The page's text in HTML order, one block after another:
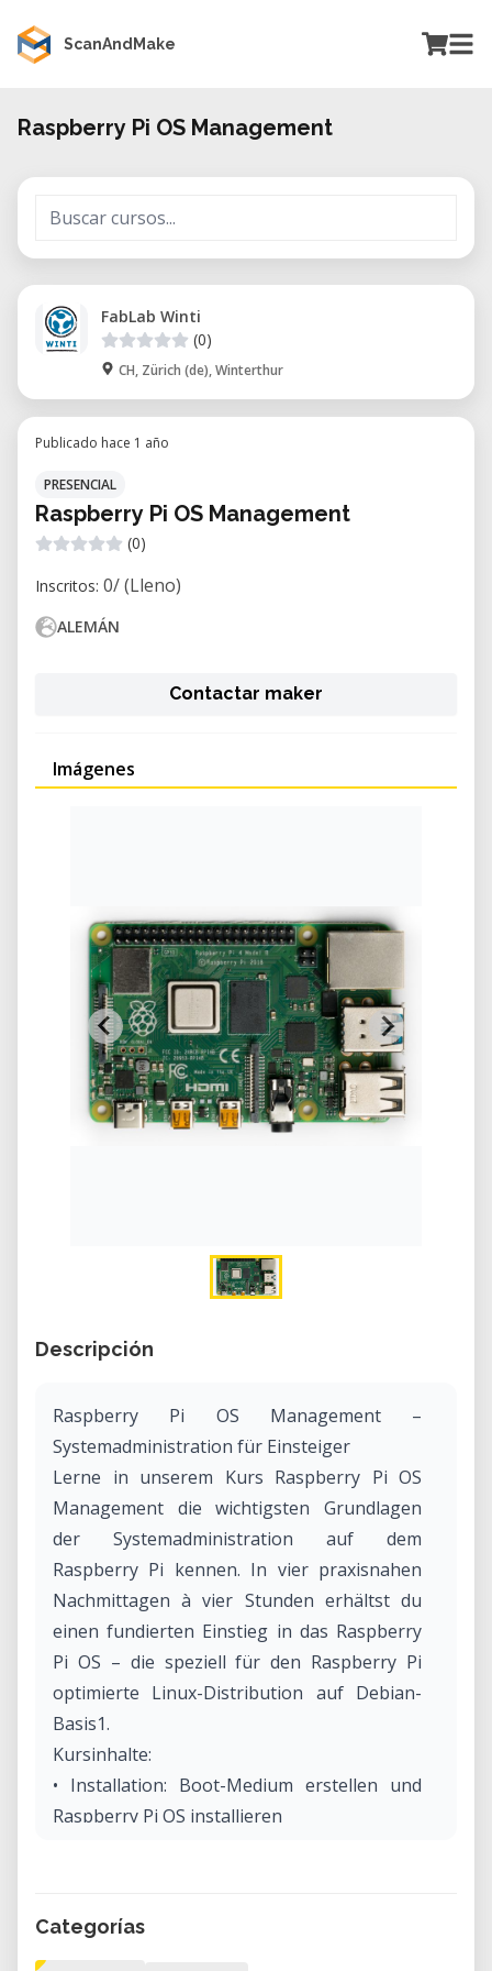
ScanAndMake
Raspberry Pi OS Management
FabLab Winti
(0)
CH, Zürich (de), Winterthur
Publicado hace 1 año
PRESENCIAL
Raspberry Pi OS Management
(0)
Inscritos: 0/ (Lleno)
ALEMÁN
Contactar maker
Imágenes
Descripción
Raspberry Pi OS Management –
Systemadministration für Einsteiger
Lerne in unserem Kurs Raspberry Pi OS
Management die wichtigsten Grundlagen
der Systemadministration auf dem
Raspberry Pi kennen. In vier praxisnahen
Nachmittagen à vier Stunden erhältst du
einen fundierten Einstieg in das Raspberry
Pi OS – die speziell für den Raspberry Pi
optimierte Linux-Distribution auf Debian-
Basis1.
Kursinhalte:
• Installation: Boot-Medium erstellen und
Raspberry Pi OS installieren
und Zugriff via SSH
Categorías